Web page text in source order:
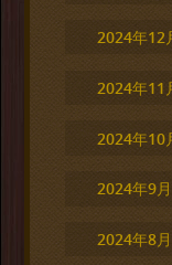
2024年12
2024年11
2024年10
2024年9月
2024年8月